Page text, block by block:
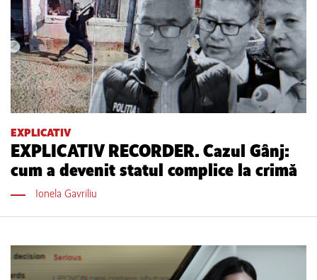
EXPLICATIV
EXPLICATIV RECORDER. Cazul Gânj:
cum a devenit statul complice la crimă
Ionela Gavriliu